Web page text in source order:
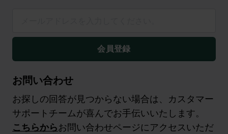
会員登録
お問い合わせ
お探しの回答が見つからない場合は、カスタマー
サポートチームが喜んでお手伝いいたします。
こちらからお問い合わせページにアクセスいただ